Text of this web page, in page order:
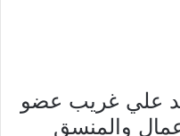
علي غريب عضو
والمنسق